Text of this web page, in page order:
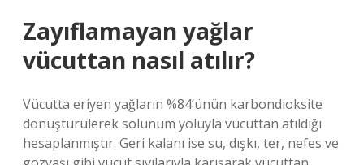
Zayıflamayan yağlar
vücuttan nasıl atılır?
Vücutta eriyen yağların %84’ünün karbondioksite
dönüştürülerek solunum yoluyla vücuttan atıldığı
hesaplanmıştır. Geri kalanı ise su, dışkı, ter, nefes ve